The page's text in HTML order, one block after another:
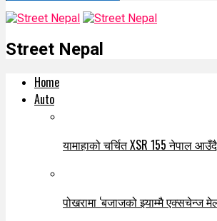
Street Nepal
Home
Auto
यामाहाको चर्चित XSR 155 नेपाल
पोखरामा ‘बजाजको झ्याम्मै एक्सचेन्ज